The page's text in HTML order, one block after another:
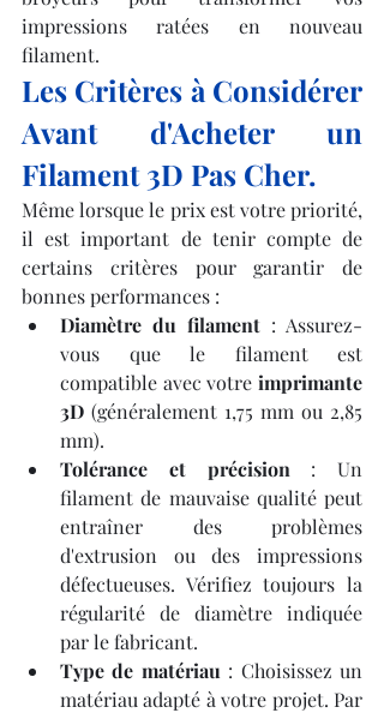
impressions ratées en nouveau
filament.
Les Critères à Considérer
Avant d'Acheter un
Filament 3D Pas Cher.
Même lorsque le prix est votre priorité,
il est important de tenir compte de
certains critères pour garantir de
bonnes performances :
Diamètre du filament : Assurez-
vous que le filament est
compatible avec votre imprimante
3D (généralement 1,75 mm ou 2,85
mm).
Tolérance et précision : Un
filament de mauvaise qualité peut
entraîner des problèmes
d'extrusion ou des impressions
défectueuses. Vérifiez toujours la
régularité de diamètre indiquée
par le fabricant.
Type de matériau : Choisissez un
matériau adapté à votre projet. Par